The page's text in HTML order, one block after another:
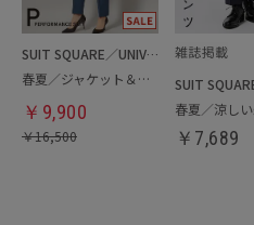
SUIT SQUARE／UNIVERSAL LANGUAGE／WHITE
春夏／ジャケット＆パンツセットアップ／洗濯ネット付き
￥ 9,900
￥16,500 ￥ 7,689